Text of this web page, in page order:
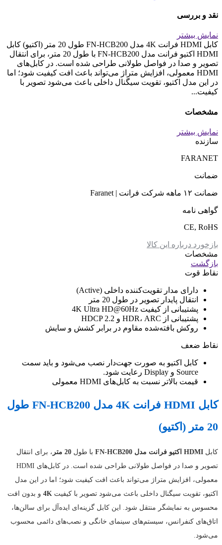
نقد و بررسی
نمایش بیشتر
کابل HDMI فرانت 4K مدل FN-HCB200 طول 20 متر (اکتیو) کابل
HDMI اکتیو فرانت مدل FN-HCB200 با طول 20 متر، برای انتقال
تصویر و صدا در فواصل طولانی طراحی شده است. در کابل‌های
HDMI معمولی، افزایش متراژ می‌تواند باعث افت کیفیت شود؛ اما
در این مدل اکتیو، تقویت سیگنال داخلی باعث می‌شود تصویر با
کیفیت...
مشخصات
نمایش بیشتر
سازنده
FARANET
ضمانت
ضمانت ۱۲ ماهه شرکت فرانت | Faranet
گواهی نامه
CE, RoHS
بازخورد درباره این کالا
مشخصات
بازگشت
نقاط قوت
دارای مدار تقویت‌کننده داخلی (Active)
انتقال پایدار تصویر در طول 20 متر
پشتیبانی از کیفیت 4K Ultra HD@60Hz
پشتیبانی از HDR، ARC و HDCP 2.2
روکش بافته‌شده مقاوم در برابر کشش و سایش
نقاط ضعف
کابل اکتیو به صورت جهت‌دار نصب می‌شود و باید سمت
Source و Display رعایت شود.
قیمت بالاتر نسبت به کابل‌های HDMI معمولی
کابل HDMI فرانت 4K مدل FN-HCB200 طول
20 متر (اکتیو)
کابل HDMI اکتیو فرانت مدل FN-HCB200 با طول 20 متر
، برای انتقال
تصویر و صدا در فواصل طولانی طراحی شده است. در کابل‌های HDMI
معمولی، افزایش متراژ می‌تواند باعث افت کیفیت شود؛ اما در این مدل
اکتیو، تقویت سیگنال داخلی باعث می‌شود تصویر با کیفیت 4K و بدون افت
محسوس به نمایشگر منتقل شود. این کابل گزینه‌ای ایده‌آل برای سالن‌ها،
اتاق‌های کنفرانس، سیستم‌های سینمای خانگی و نصب‌های دائمی محسوب
می‌شود.